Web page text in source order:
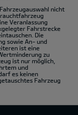
nicht
Veranlassung
Fahrstrecke
Die
sowie An- und
ist eine
zu
ist nur möglich,
und
es keinen
Fahrzeug